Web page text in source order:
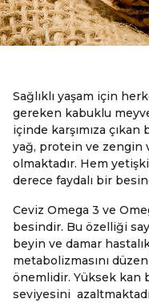
Sağlıklı yaşam için
gereken kabuklu
içinde karşımıza
yağ, protein ve zengin
olmaktadır. Hem
derece faydalı bir
Ceviz Omega 3 ve
besindir. Bu özelliği
beyin ve damar
metabolizmasını
önemlidir. Yüksek kan
seviyesini